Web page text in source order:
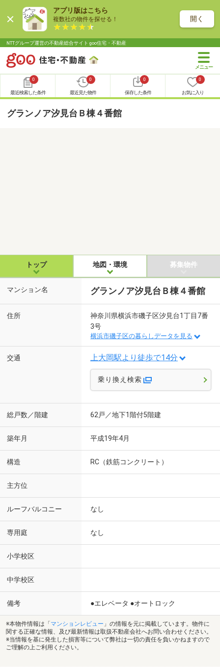
アプリ版はこちら
複数社の物件を探せる！ 開く
NTTグループ運営の不動産総合サイト goo住宅・不動産
0
最近検索した条件
0
最近見た物件
0
保存した条件
0
お気に入り
グランノア汐見台Ｂ棟４番館
トップ 地図・環境 募集物件
マンション名 グランノア汐見台Ｂ棟４番館
住所
神奈川県横浜市磯子区汐見台1丁目7番
3号
横浜市磯子区の暮らしデータを見る
交通 上大岡駅より徒歩で14分
乗り換え検索
総戸数／階建 62戸／地下1階付5階建
築年月 平成19年4月
構造 RC（鉄筋コンクリート）
主方位
ルーフバルコニー なし
専用庭 なし
小学校区
中学校区
備考 ●エレベータ ●オートロック
※本物件情報は「 マンションレビュー 」の情報を元に掲載しています。物件に
関する正確な情報、及び最新情報は取扱不動産会社へお問い合わせください。
※当情報を基に発生した損害等について弊社は一切の責任を負いかねますので
ご理解の上ご利用ください。